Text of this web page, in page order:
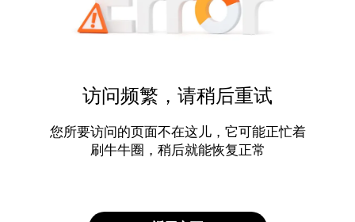
访问频繁，请稍后重试
您所要访问的页面不在这儿，它可能正忙着
刷牛牛圈，稍后就能恢复正常